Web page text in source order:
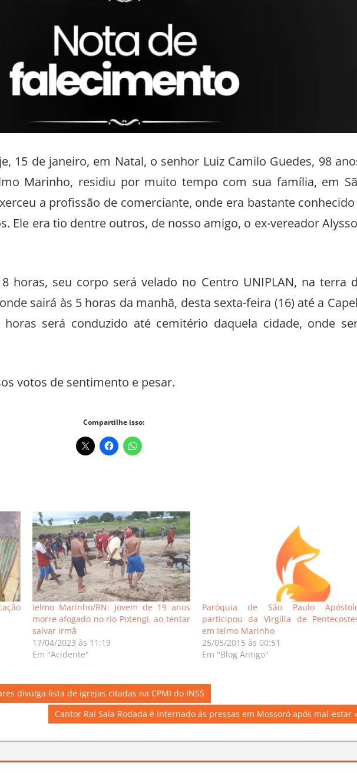
15 de janeiro, em Natal, o senhor Luiz Camilo Guedes, 98
Marinho, residiu por muito tempo com sua família, em
a profissão de comerciante, onde era bastante
Ele era tio dentre outros, de nosso amigo, o ex-vereador
horas, seu corpo será velado no Centro UNIPLAN, na terra
sairá às 5 horas da manhã, desta sexta-feira (16) até a
será conduzido até cemitério daquela cidade, onde
votos de sentimento e pesar.
Compartilhe isso:
Ielmo Marinho/RN: Jovem de 19 anos
morre afogado no rio Potengi, ao tentar
salvar irmã
17/04/2023 às 11:19
Em "Acidente"
Paróquia de São Paulo
participou da Virgília de
em Ielmo Marinho
25/05/2015 às 00:51
Em "Blog Antigo"
divulga lista de igrejas citadas na CPMI do INSS
Next
Cantor Raí Saia Rodada é internado às pressas em Mossoró após mal-estar